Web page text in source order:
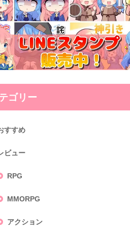
ゴリー
すすめ
ビュー
RPG
MMORPG
アクション